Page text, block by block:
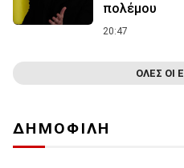
πολέμου
20:47
ΟΛΕΣ ΟΙ
ΔΗΜΟΦΙΛΗ